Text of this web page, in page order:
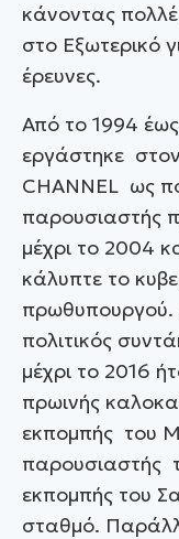
κάνοντας
στο Εξωτερικό
έρευνες.
Από το 1994
εργάστηκε
CHANNEL ως
παρουσιαστής
μέχρι το 2004
κάλυπτε το
πολιτικός
μέχρι το 2016
πρωινής
εκπομπής του
παρουσιαστής
εκπομπής του
σταθμό.